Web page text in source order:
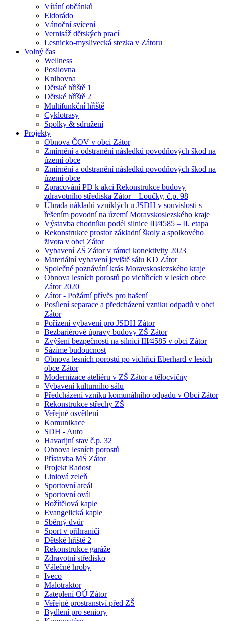
Vítání občánků
Eldorádo
Vánoční svícení
Vernisáž dětských prací
Lesnicko-myslivecká stezka v Zátoru
Volný čas
Wellness
Posilovna
Knihovna
Dětské hřiště 1
Dětské hříště 2
Multifunkční hřiště
Cyklotrasy
Spolky & sdružení
Projekty
Obnova ČOV v obci Zátor
Zmírnění a odstranění následků povodňových škod na
území obce
Zmírnění a odstranění následků povodňových škod na
území obce
Zpracování PD k akci Rekonstrukce budovy
zdravotního střediska Zátor – Loučky, č.p. 98
Úhrada nákladů vzniklých u JSDH v souvislosti s
řešením povodní na území Moravskoslezského kraje
Výstavba chodníku podél silnice III⁄4585 – II. etapa
Rekonstrukce prostor základní školy a spolkového
života v obci Zátor
Vybavení ZŠ Zátor v rámci konektivity 2023
Materiální vybavení jeviště sálu KD Zátor
Společné poznávání krás Moravskoslezského kraje
Obnova lesních porostů po vichřicích v lesích obce
Zátor 2020
Zátor - Požární přívěs pro hašení
Posílení separace a předcházení vzniku odpadů v obci
Zátor
Pořízení vybavení pro JSDH Zátor
Bezbariérové úpravy budovy ZŠ Zátor
Zvýšení bezpečnosti na silnici III⁄4585 v obci Zátor
Sázíme budoucnost
Obnova lesních porostů po vichřici Eberhard v lesích
obce Zátor
Modernizace ateliéru v ZŠ Zátor a tělocvičny
Vybavení kulturního sálu
Předcházení vzniku komunálního odpadu v Obci Zátor
Rekonstrukce střechy ZŠ
Veřejné osvětlení
Komunikace
SDH - Auto
Havarijní stav č.p. 32
Obnova lesních porostů
Přístavba MŠ Zátor
Projekt Radost
Liniová zeleň
Sportovní areál
Sportovní ovál
Božítělová kaple
Evangelická kaple
Sběrný dvůr
Sport v příhraničí
Dětské hřiště 2
Rekonstrukce garáže
Zdravotní středisko
Válečné hroby
Iveco
Malotraktor
Zateplení OÚ Zátor
Veřejné prostranství před ZŠ
Bydlení pro seniory